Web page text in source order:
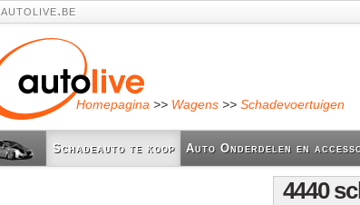
autolive.be
Homepagina >> Wagens >> Schadevoertuigen
Schadeauto te koop Auto Onderdelen en
4440